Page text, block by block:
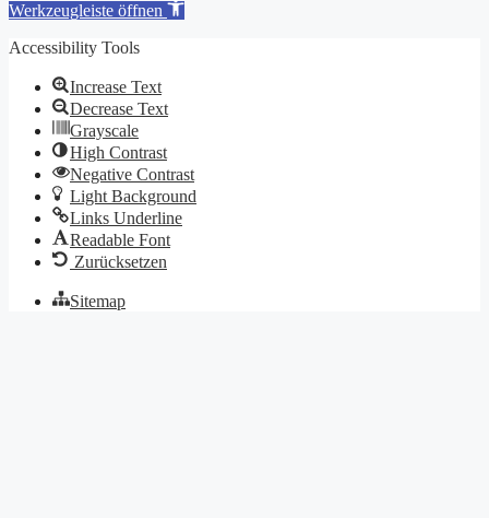
Werkzeugleiste öffnen
Accessibility Tools
Increase Text
Decrease Text
Grayscale
High Contrast
Negative Contrast
Light Background
Links Underline
Readable Font
Zurücksetzen
Sitemap